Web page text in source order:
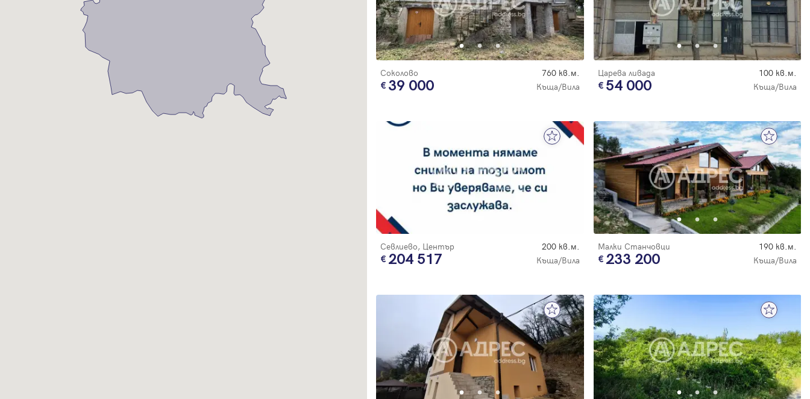
Соколово 760 кв.м.
39 000 Къща/Вила
Царева ливада 100 кв.м.
54 000 Къща/Вила
Севлиево, Център 200 кв.м.
204 517 Къща/Вила
Малки Станчовци 190 кв.м.
233 200 Къща/Вила
Благодарим ви! Очаквайте скоро да се свържем с вас!
Парола
Регистрация